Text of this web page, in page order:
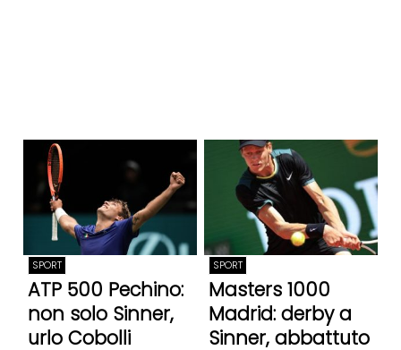
SPORT
ATP 500 Pechino:
non solo Sinner,
urlo Cobolli
SPORT
Masters 1000
Madrid: derby a
Sinner, abbattuto